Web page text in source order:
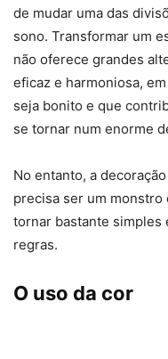
de mudar uma das
sono. Transformar um
não oferece grandes
eficaz e harmoniosa,
seja bonito e que
se tornar num enorme
No entanto, a
precisa ser um monstro
tornar bastante simples
regras.
O uso da cor